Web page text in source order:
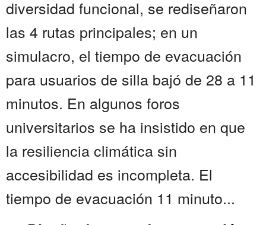
diversidad funcional, se rediseñaron
las 4 rutas principales; en un
simulacro, el tiempo de evacuación
para usuarios de silla bajó de 28 a 11
minutos. En algunos foros
universitarios se ha insistido en que
la resiliencia climática sin
accesibilidad es incompleta. El
tiempo de evacuación 11 minuto...